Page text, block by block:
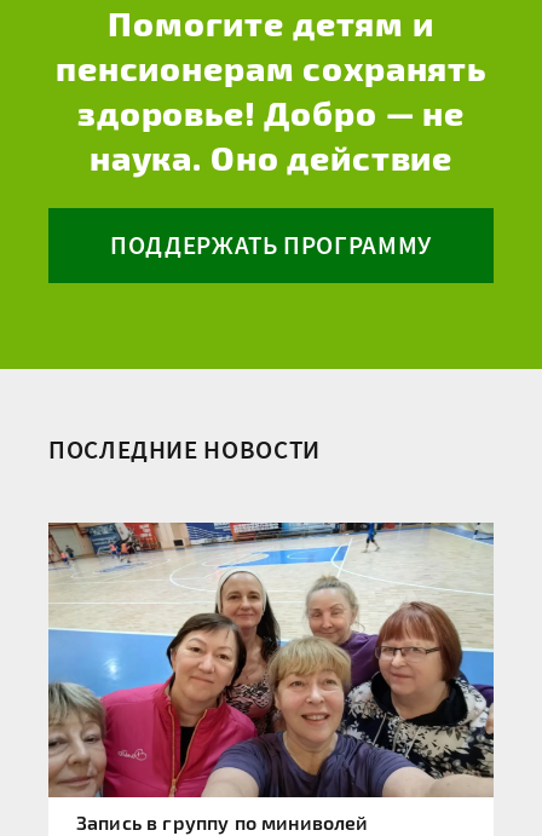
Помогите детям и
пенсионерам сохранять
здоровье! Добро — не
наука. Оно действие
ПОДДЕРЖАТЬ ПРОГРАММУ
ПОСЛЕДНИЕ НОВОСТИ
Запись в группу по миниволей